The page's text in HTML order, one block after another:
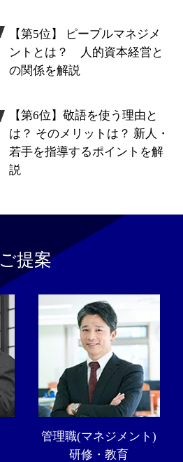
【第5位】 ピープルマネジメ
ントとは？ 人的資本経営と
の関係を解説
【第6位】敬語を使う理由と
は？ そのメリットは？ 新人・
若手を指導するポイントを解
説
提案
管理職(マネジメント)
研修・教育